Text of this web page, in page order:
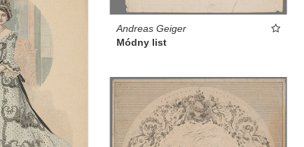
Andreas Geiger
Módny list